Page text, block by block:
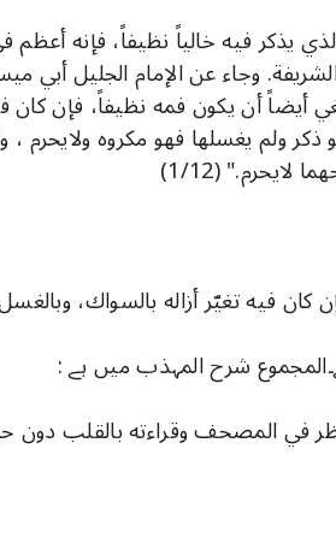
فيه خالياً نظيفاً، فإنه أعظم في
وجاء عن الإمام الجليل أبي
أيضاً أن يكون فمه نظيفاً، فإن كان
ذكر ولم يغسلها فهو مكروه ولايحرم
(1/12)
فيه تغيّر أزاله بالسواك، وبالغسل
في المصحف وقراءته بالقلب دون